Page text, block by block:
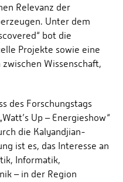
Relevanz der
Unter dem
bot die
Projekte sowie eine
Wissenschaft,
des Forschungstags
Up – Energieshow“
die Kalyandjian-
ist es, das Interesse an
Informatik,
– in der Region